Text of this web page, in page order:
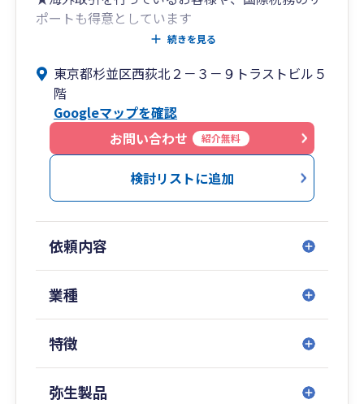
ポートも得意としています
【皆様と一緒に考え、悩み、一緒に成長した
い！】と考えている税理士事務所です。
ひとりひとりのお客様を大切に、誠実に対応させ
ていただいております。
クラウド会計やAI・ITツールを最大限活用して、
従来の会計事務所が行っていたサービスを省力化
善】など、
お客様にとって本当に価値のあるサービスを提供
することに注力しています。
なく、
【残るお金が最大化】できるような経営アドバイ
スを心掛けています。
続きを見る
東京都杉並区西荻北２－３－９トラストビル５
階
Googleマップを確認
お問い合わせ
紹介無料
検討リストに追加
依頼内容
業種
特徴
弥生製品